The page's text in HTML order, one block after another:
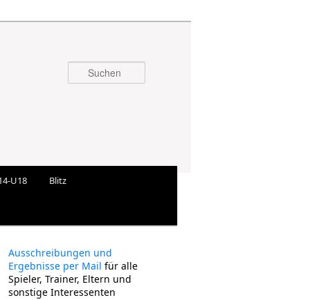
Suchen
U18 Blitz
Ausschreibungen und
Ergebnisse per Mail für alle
Spieler, Trainer, Eltern und
sonstige Interessenten